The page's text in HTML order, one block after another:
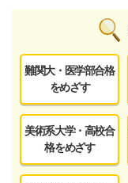
難関大・医学部合格
をめざす
美術系大学・高校合
格をめざす